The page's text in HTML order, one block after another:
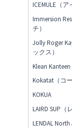
ICEMULE（ア
Immersion
チ）
Jolly Roger
ックス）
Klean
Kokatat（コ
KOKUA
LAIRD SUP（
LENDAL North